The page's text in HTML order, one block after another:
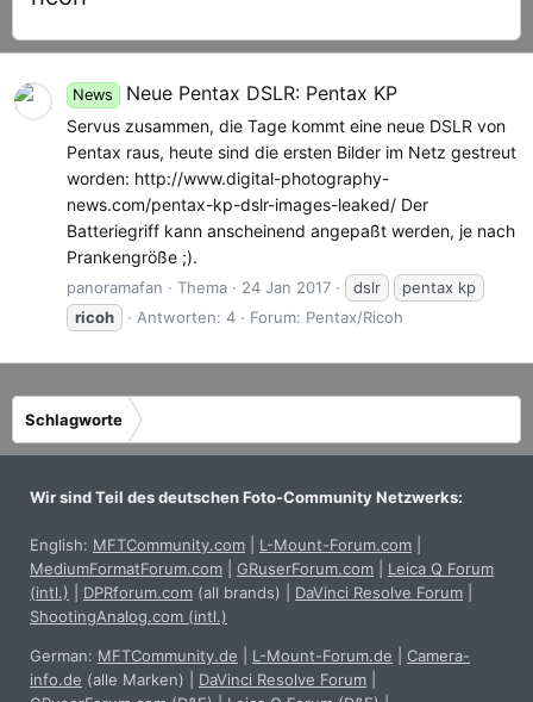
News Neue Pentax DSLR: Pentax KP
Servus zusammen, die Tage kommt eine neue DSLR von
Pentax raus, heute sind die ersten Bilder im Netz gestreut
worden: http://www.digital-photography-
news.com/pentax-kp-dslr-images-leaked/ Der
Batteriegriff kann anscheinend angepaßt werden, je nach
Prankengröße ;).
panoramafan Thema 24 Jan 2017 dslr
pentax kp
ricoh
Antworten: 4 Forum: Pentax/Ricoh
Schlagworte
Wir sind Teil des deutschen Foto-Community Netzwerks:
English: MFTCommunity.com L-Mount-Forum.com
MediumFormatForum.com
GRuserForum.com
Leica Q Forum
(intl.)
DPRforum.com (all brands) DaVinci Resolve Forum
ShootingAnalog.com (intl.)
German: MFTCommunity.de L-Mount-Forum.de
Camera-
info.de (alle Marken) DaVinci Resolve Forum